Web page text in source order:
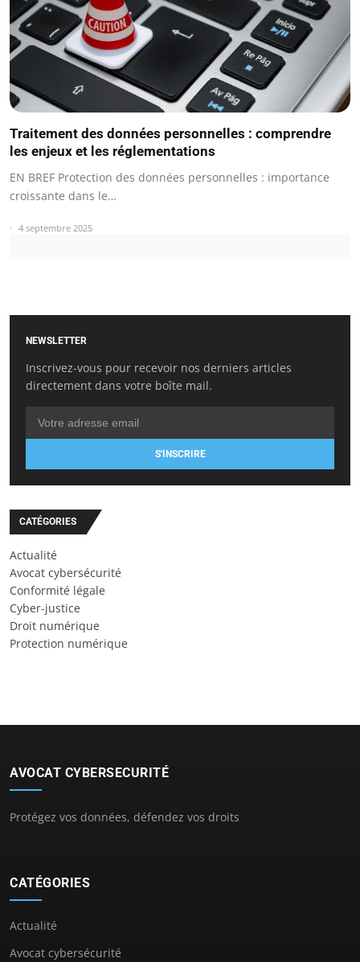
Traitement des données personnelles : comprendre
les enjeux et les réglementations
EN BREF Protection des données personnelles : importance
croissante dans le…
4 septembre 2025
NEWSLETTER
Inscrivez-vous pour recevoir nos derniers articles
directement dans votre boîte mail.
S'INSCRIRE
CATÉGORIES
Actualité
Avocat cybersécurité
Conformité légale
Cyber-justice
Droit numérique
Protection numérique
AVOCAT CYBERSECURITÉ
Protégez vos données, défendez vos droits
CATÉGORIES
Actualité
Avocat cybersécurité